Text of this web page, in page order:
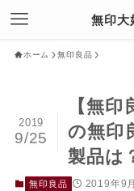
無印大
ホーム 無印良品
【無
の無印
製品は
2019
9/25
無印良品 2019年9